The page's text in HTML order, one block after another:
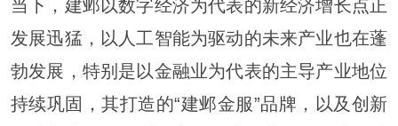
当下，建邺以数字经济为代表的新经济增长点正
发展迅猛，以人工智能为驱动的未来产业也在蓬
勃发展，特别是以金融业为代表的主导产业地位
持续巩固，其打造的“建邺金服”品牌，以及创新